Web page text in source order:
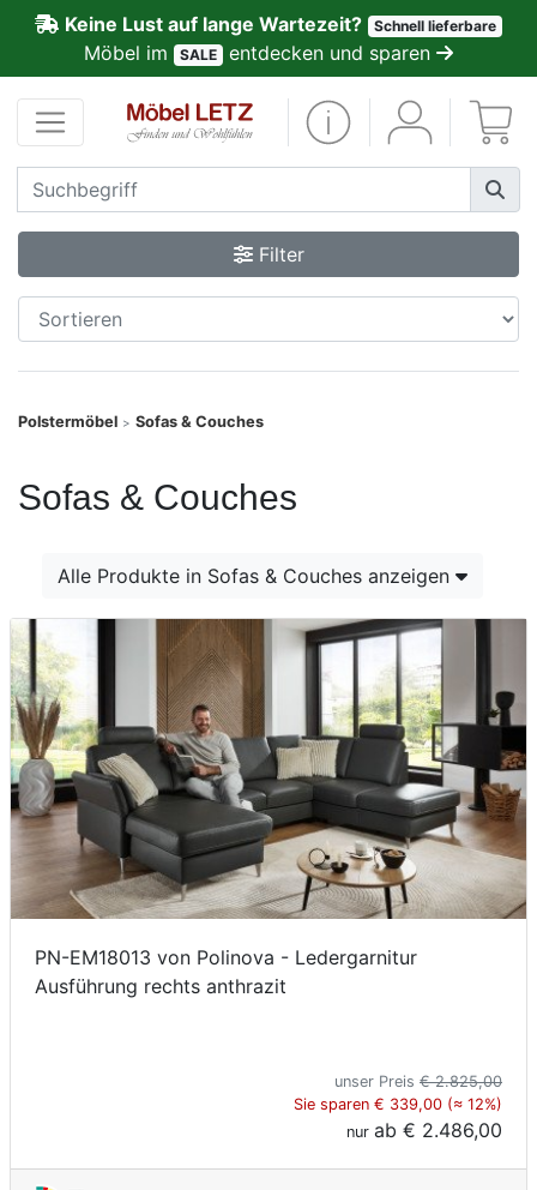
Keine Lust auf lange Wartezeit? Schnell lieferbare
Möbel im SALE entdecken und sparen
Filter
Polstermöbel > Sofas & Couches
Sofas & Couches
Alle Produkte in Sofas & Couches anzeigen
PN-EM18013 von Polinova - Ledergarnitur
Ausführung rechts anthrazit
unser Preis € 2.825,00
Sie sparen € 339,00 (≈ 12%)
nur ab € 2.486,00
Kundenmeinungen
Anmelden
PREMIUM
Schnell
lieferbar
SALE
Möbel-
Finanzierung
Markenwelt
Letz-
Deals